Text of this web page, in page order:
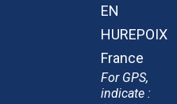
EN
HUREPOIX
France
For GPS,
indicate :